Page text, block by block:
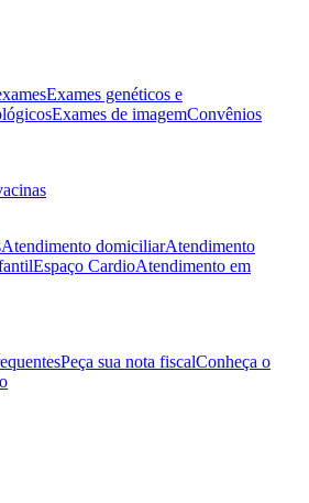
Exames genéticos e
Exames de imagemConvênios
Atendimento domiciliarAtendimento
Espaço CardioAtendimento em
Peça sua nota fiscalConheça o